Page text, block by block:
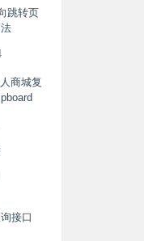
跳转页
商城复
接口